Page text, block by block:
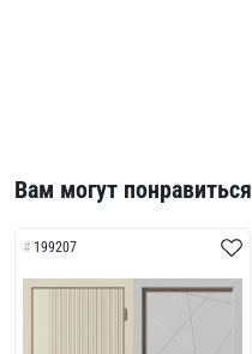
Вам могут понравиться
199207